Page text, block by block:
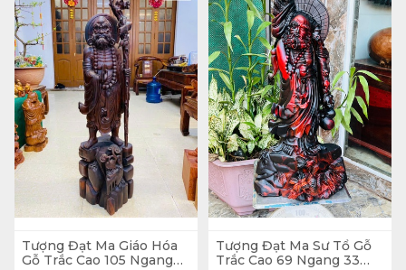
Tượng Đạt Ma Giáo Hóa
Gỗ Trắc Cao 105 Ngang
Tượng Đạt Ma Sư Tổ Gỗ
Trắc Cao 69 Ngang 33